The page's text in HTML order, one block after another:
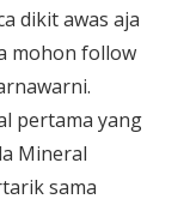
dikit awas aja
mohon follow
pertama yang
Mineral
sama